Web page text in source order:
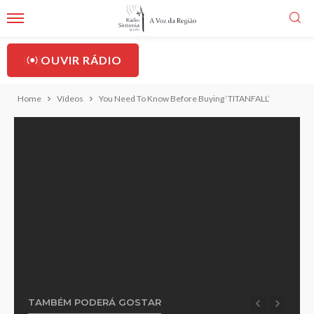
OUVIR RÁDIO
Home Vídeos You Need To Know Before Buying ‘TITANFALL’
TAMBÉM PODERÁ GOSTAR